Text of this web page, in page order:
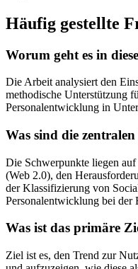
Häufig gestellte
Worum geht es in
Die Arbeit analysiert den
methodische Unterstützung
Personalentwicklung in
Was sind die
Die Schwerpunkte liegen
(Web 2.0), den
der Klassifizierung von
Personalentwicklung bei der
Was ist das primäre
Ziel ist es, den Trend zur